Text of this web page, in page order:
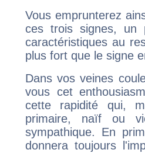
Vous emprunterez
ces trois signes, un
caractéristiques au
plus fort que le signe
Dans vos veines
vous cet
cette rapidité qui,
primaire, naïf ou
sympathique. En
donnera toujours